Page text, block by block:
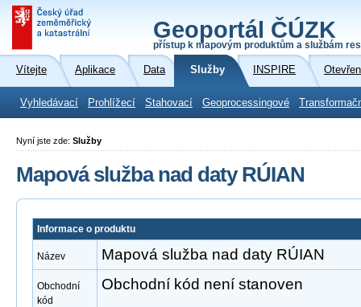
Geoportál ČÚZK
přístup k mapovým produktům a službám
Vítejte Aplikace Data Služby INSPIRE
Vyhledávací Prohlížecí Stahovací Geoprocessingové
Nyní jste zde: Služby
Mapová služba nad daty RÚIAN
Informace o produktu
Název Mapová služba nad daty RÚIAN
Obchodní
kód
Obchodní kód není stanoven